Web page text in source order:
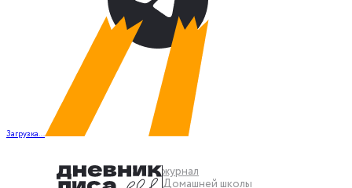
Загрузка...
журнал
Домашней школы